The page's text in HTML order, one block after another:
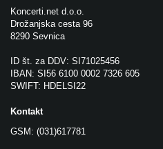
Koncerti.net d.o.o.
Drožanjska cesta 96
8290 Sevnica
ID št. za DDV: SI71025456
IBAN: SI56 6100 0002 7326 605
SWIFT: HDELSI22
Kontakt
GSM: (031)617781